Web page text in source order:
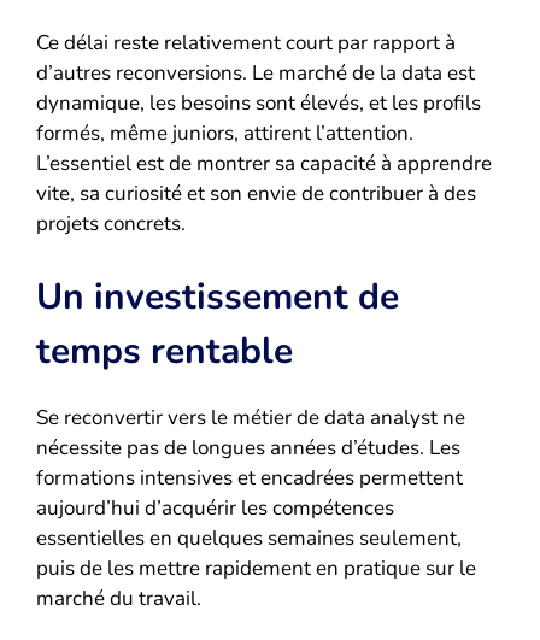
Ce délai reste relativement court par rapport à
d’autres reconversions. Le marché de la data est
dynamique, les besoins sont élevés, et les profils
formés, même juniors, attirent l’attention.
L’essentiel est de montrer sa capacité à apprendre
vite, sa curiosité et son envie de contribuer à des
projets concrets.
Un investissement de
temps rentable
Se reconvertir vers le métier de data analyst ne
nécessite pas de longues années d’études. Les
formations intensives et encadrées permettent
aujourd’hui d’acquérir les compétences
essentielles en quelques semaines seulement,
puis de les mettre rapidement en pratique sur le
marché du travail.